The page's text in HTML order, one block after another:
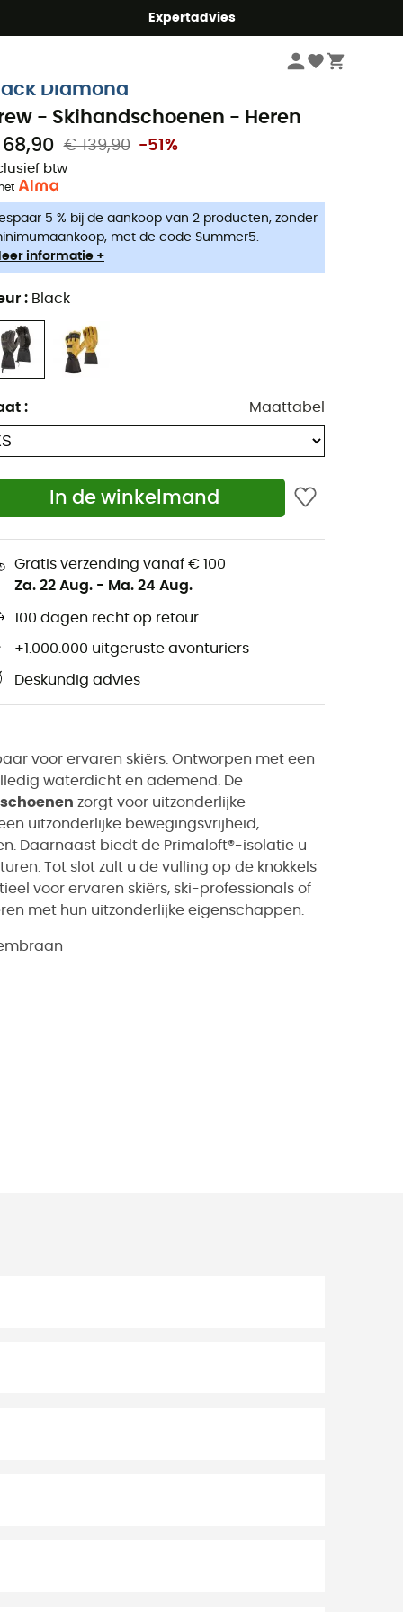
Expertadvies
Handschoenen & Wanten heren
Diamond
- Skihandschoenen - Heren
€ 139,90 -51%
btw
5 % bij de aankoop van 2 producten, zonder
met de code Summer5.
informatie +
: Black
: Maattabel
In de winkelmand
Gratis verzending vanaf € 100
Za. 22 Aug. - Ma. 24 Aug.
100 dagen recht op retour
+1.000.000 uitgeruste avonturiers
Deskundig advies
voor ervaren skiërs. Ontworpen met een
waterdicht en ademend. De
zorgt voor uitzonderlijke
uitzonderlijke bewegingsvrijheid,
Daarnaast biedt de Primaloft®-isolatie u
Tot slot zult u de vulling op de knokkels
voor ervaren skiërs, ski-professionals of
met hun uitzonderlijke eigenschappen.